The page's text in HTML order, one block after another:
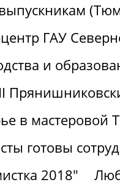
ГАУ
и
в мастеровой
готовы
2018"